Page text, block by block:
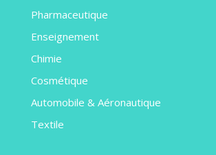
Pharmaceutique
Enseignement
Chimie
Cosmétique
Automobile & Aéronautique
Textile